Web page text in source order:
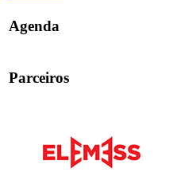
Agenda
Parceiros